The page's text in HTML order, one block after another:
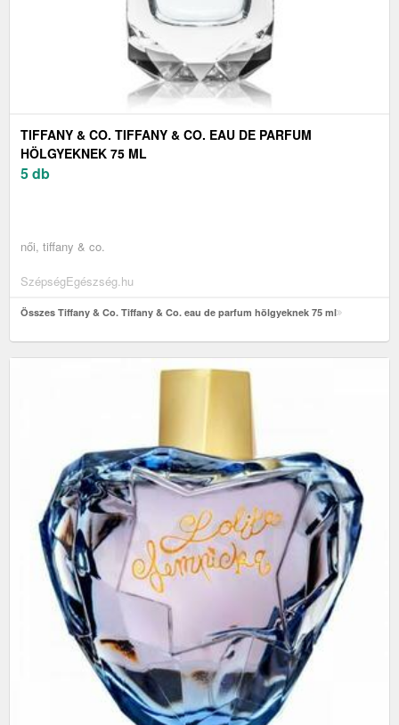
TIFFANY & CO. TIFFANY & CO. EAU DE PARFUM
HÖLGYEKNEK 75 ML
5 db
női, tiffany & co.
SzépségEgészség.hu
Összes Tiffany & Co. Tiffany & Co. eau de parfum hölgyeknek 75 ml